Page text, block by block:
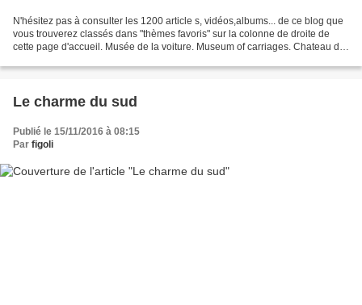
N'hésitez pas à consulter les 1200 article s, vidéos,albums... de ce blog que
vous trouverez classés dans "thèmes favoris" sur la colonne de droite de
cette page d'accueil. Musée de la voiture. Museum of carriages. Chateau de
Le charme du sud
Publié le 15/11/2016 à 08:15
Par figoli